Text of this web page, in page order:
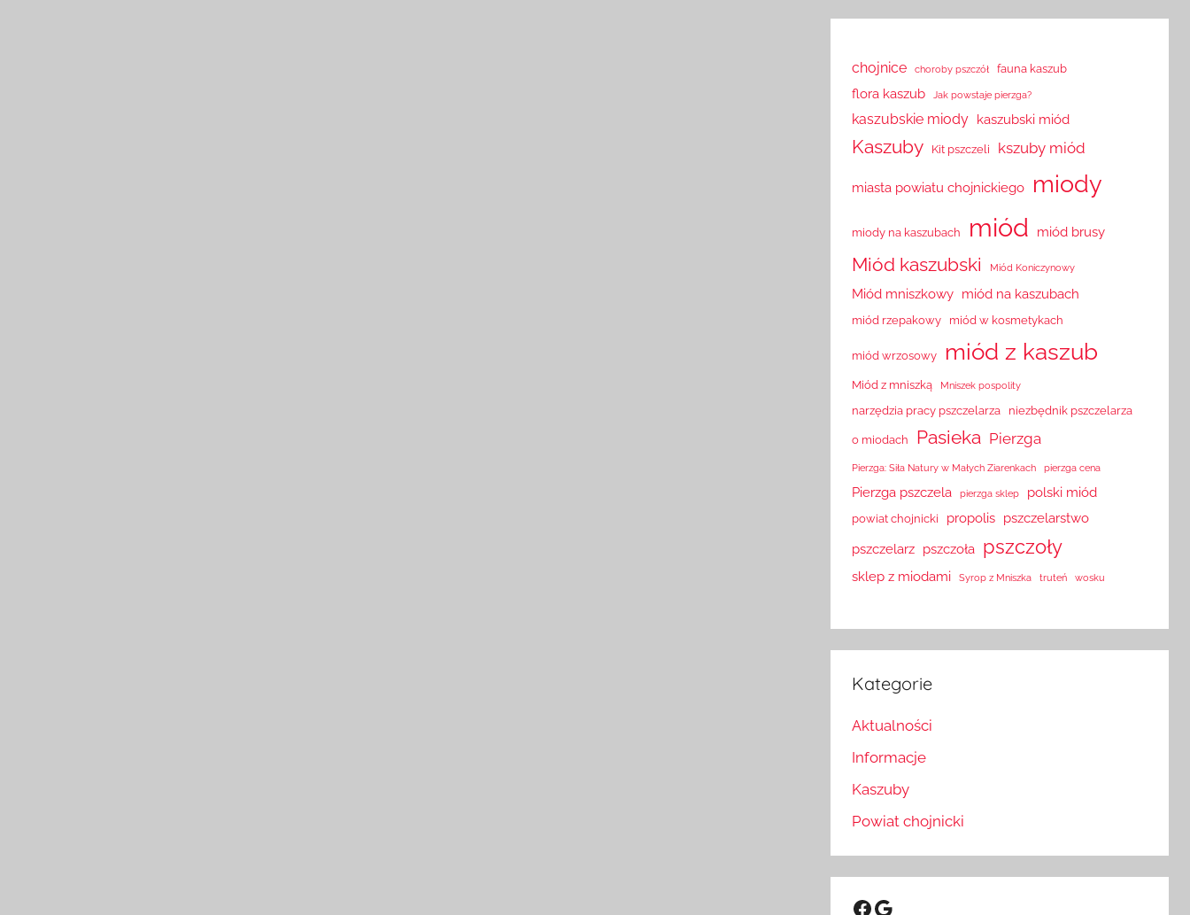
chojnice choroby pszczół fauna kaszub
flora kaszub Jak powstaje pierzga?
kaszubskie miody kaszubski miód
Kaszuby Kit pszczeli kszuby miód
miasta powiatu chojnickiego miody
miody na kaszubach miód miód brusy
Miód kaszubski Miód Koniczynowy
Miód mniszkowy miód na kaszubach
miód rzepakowy miód w kosmetykach
miód wrzosowy miód z kaszub
Miód z mniszką Mniszek pospolity
narzędzia pracy pszczelarza niezbędnik pszczelarza
o miodach Pasieka Pierzga
Pierzga: Siła Natury w Małych Ziarenkach pierzga cena
Pierzga pszczela pierzga sklep polski miód
powiat chojnicki propolis pszczelarstwo
pszczelarz pszczoła pszczoły
sklep z miodami Syrop z Mniszka truteń wosku
Kategorie
Aktualności
Informacje
Kaszuby
Powiat chojnicki
Facebook
Google